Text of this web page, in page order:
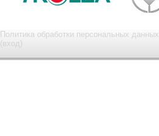
Политика обработки персональных данных
(вход)